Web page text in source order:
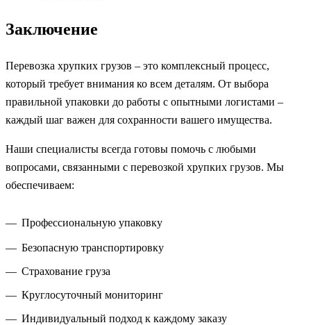
Заключение
Перевозка хрупких грузов – это комплексный процесс,
который требует внимания ко всем деталям. От выбора
правильной упаковки до работы с опытными логистами –
каждый шаг важен для сохранности вашего имущества.
Наши специалисты всегда готовы помочь с любыми
вопросами, связанными с перевозкой хрупких грузов. Мы
обеспечиваем:
Профессиональную упаковку
Безопасную транспортировку
Страхование груза
Круглосуточный мониторинг
Индивидуальный подход к каждому заказу